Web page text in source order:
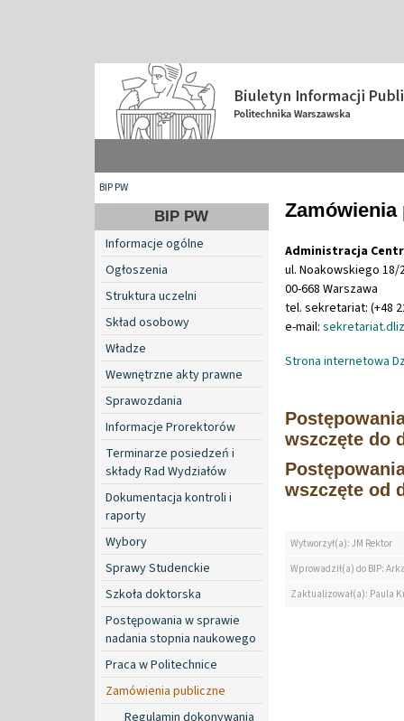
BIP PW
BIP PW
Informacje ogólne
Ogłoszenia
Struktura uczelni
Skład osobowy
Władze
Wewnętrzne akty prawne
Sprawozdania
Informacje Prorektorów
Terminarze posiedzeń i
składy Rad Wydziałów
Dokumentacja kontroli i
raporty
Wybory
Sprawy Studenckie
Szkoła doktorska
Postępowania w sprawie
nadania stopnia naukowego
Praca w Politechnice
Zamówienia publiczne
Regulamin dokonywania
Zamówienia
Administracja
ul. Noakowskiego 18/
00-668 Warszawa
tel. sekretariat: (+48
e-mail:
Strona internetowa
wszczęte do
wszczęte od
Wytworzył(a): JM Rektor
Wprowadził(a) do BIP:
Zaktualizował(a): Paula